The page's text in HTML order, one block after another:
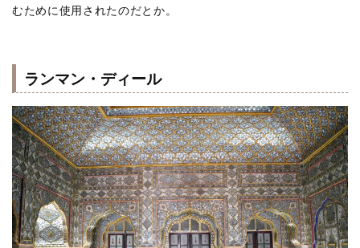
むために使用されたのだとか。
ランマン・ディール